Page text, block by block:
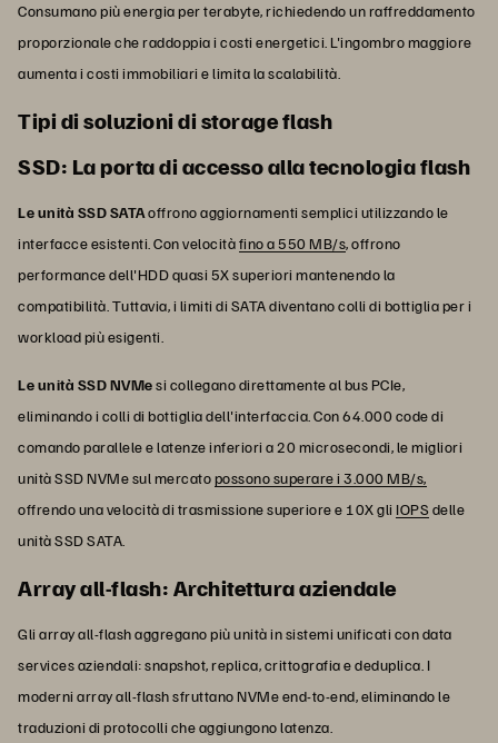
Consumano più energia per terabyte, richiedendo un raffreddamento
proporzionale che raddoppia i costi energetici. L'ingombro maggiore
aumenta i costi immobiliari e limita la scalabilità.
Tipi di soluzioni di storage flash
SSD: La porta di accesso alla tecnologia flash
Le unità SSD SATAoffrono aggiornamenti semplici utilizzando le
interfacce esistenti. Con velocitàfino a 550 MB/s, offrono
performance dell'HDD quasi 5X superiori mantenendo la
compatibilità. Tuttavia, i limiti di SATA diventano colli di bottiglia per i
workload più esigenti.
Le unità SSD NVMesi collegano direttamente al bus PCIe,
eliminando i colli di bottiglia dell'interfaccia. Con 64.000 code di
comando parallele e latenze inferiori a 20 microsecondi, le migliori
unità SSD NVMe sul mercatopossono superare i 3.000 MB/s,
offrendo una velocità di trasmissione superiore e 10X gli IOPSdelle
unità SSD SATA.
Array all-flash: Architettura aziendale
Gli array all-flash aggregano più unità in sistemi unificati con data
services aziendali: snapshot, replica, crittografia e deduplica. I
moderni array all-flash sfruttano NVMe end-to-end, eliminando le
traduzioni di protocolli che aggiungono latenza.